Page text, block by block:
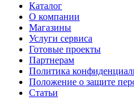
Каталог
О компании
Магазины
Услуги сервиса
Готовые проекты
Партнерам
Политика
Положение о защите
Статьи